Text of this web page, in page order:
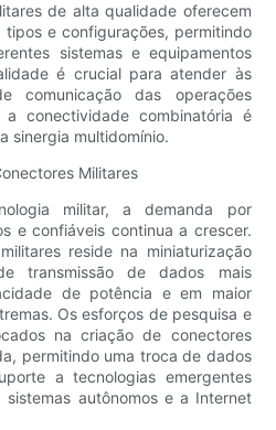
de alta qualidade oferecem
e configurações, permitindo
sistemas e equipamentos
é crucial para atender às
comunicação das operações
a conectividade combinatória é
sinergia multidomínio.
Militares
militar, a demanda por
e confiáveis ​​continua a crescer.
reside na miniaturização
transmissão de dados mais
de potência e em maior
Os esforços de pesquisa e
na criação de conectores
permitindo uma troca de dados
a tecnologias emergentes
autônomos e a Internet